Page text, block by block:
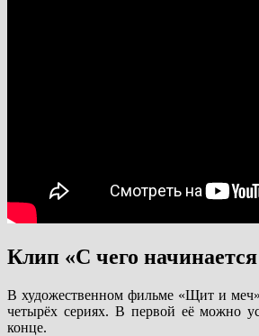
Клип «С чего
В художественном фильме «Щит и меч»
четырёх сериях. В первой её можно
конце.